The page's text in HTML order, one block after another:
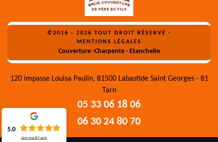
©2016 - 2026 TOUT DROIT RÉSERVÉ -
MENTIONS LÉGALES
Couverture -Charpente - Etancheite
120 impasse Louisa Paulin, 81500 Labastide Saint Georges - 81
Tarn
05 33 06 18 06
06 30 24 80 70
5.0
Lire nos87 avis